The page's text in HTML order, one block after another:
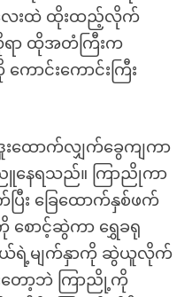
လေးထဲ ထိုးထည့်လိုက်
ရာ ထိုအတံကြီးက
ာင်းကောင်းကြီး
းထောက်လျှက်ခွေကျကာ
နေရသည်။ ကြာညိုကာ
ခြေထောက်နှစ်ဖက်
ောင့်ဆွဲကာ ရွှေခရု
နွယ်ရဲ့မျက်နှာကို ဆွဲယူလိုက်
းတော့ဘဲ ကြာညို့ကို